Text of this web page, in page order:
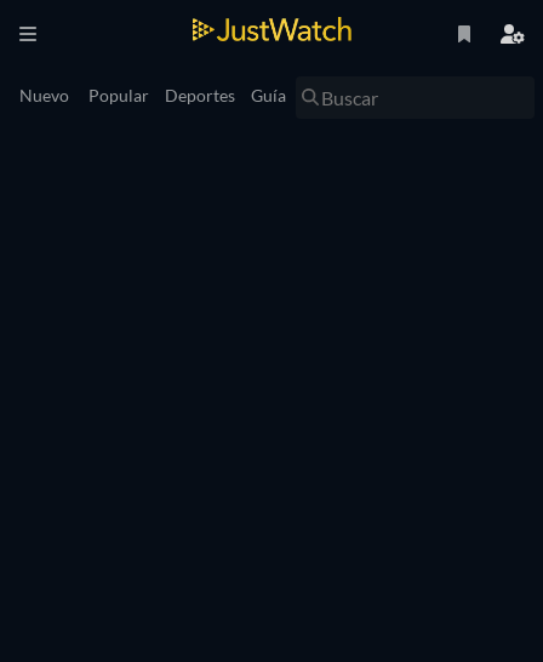
Nuevo Popular Deportes Guía